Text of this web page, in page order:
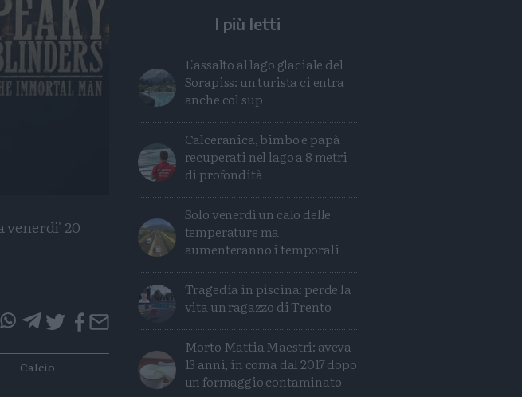
venerdi' 20
articolo
Calcio
I più letti
L'assalto al lago glaciale del
Sorapiss: un turista ci entra
anche col sup
Calceranica, bimbo e papà
recuperati nel lago a 8 metri
di profondità
Solo venerdì un calo delle
temperature ma
aumenteranno i temporali
Tragedia in piscina: perde la
vita un ragazzo di Trento
Morto Mattia Maestri: aveva
13 anni, in coma dal 2017 dopo
un formaggio contaminato